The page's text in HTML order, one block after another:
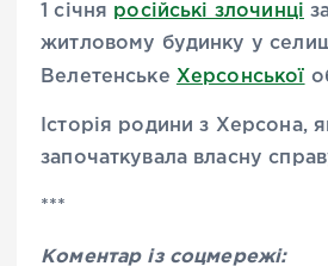
1 січня російські злочинці
житловому будинку у
Велетенське Херсонської
Історія родини з Херсона,
започаткувала власну
***
Коментар із соцмережі: